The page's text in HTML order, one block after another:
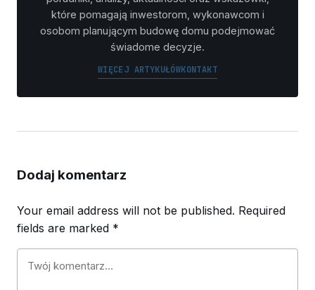
które pomagają inwestorom, wykonawcom i
osobom planującym budowę domu podejmować
świadome decyzje.
WIĘCEJ ARTYKUŁÓWKONTAKT
Dodaj komentarz
Your email address will not be published. Required
fields are marked *